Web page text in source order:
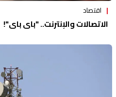
اقتصاد
الاتصالات والإنترنت.. "باي باي"!